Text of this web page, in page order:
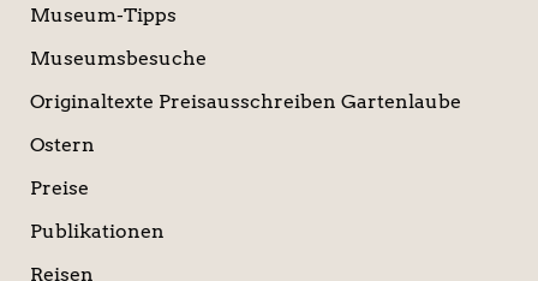
Museum-Tipps
Museumsbesuche
Originaltexte Preisausschreiben Gartenlaube
Ostern
Preise
Publikationen
Reisen